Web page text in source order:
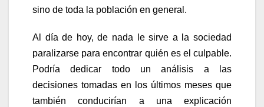
sino de toda la población en general.
Al día de hoy, de nada le sirve a la sociedad
paralizarse para encontrar quién es el culpable.
Podría dedicar todo un análisis a las
decisiones tomadas en los últimos meses que
también conducirían a una explicación